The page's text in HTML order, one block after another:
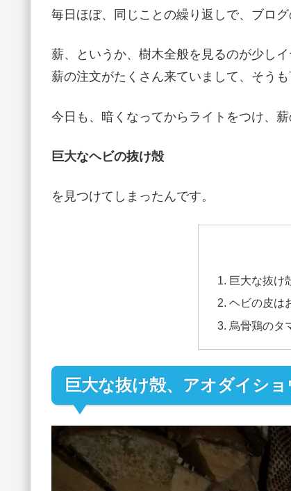
毎日ほぼ、同じことの繰り返しで、ブロ
薪、というか、樹木全般を見るのが少し
薪の注文がたくさん来ていまして、そう
今日も、暗くなってからライトをつけ、
巨大なヘビの抜け殻
を見つけてしまったんです。
巨大な抜け
ヘビの皮は
烏骨鶏のタ
巨大な抜け殻、アオダイショ